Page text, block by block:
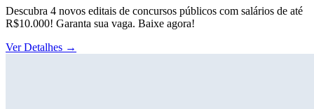
Descubra 4 novos editais de concursos públicos com salários de até
R$10.000! Garanta sua vaga. Baixe agora!
Ver Detalhes →